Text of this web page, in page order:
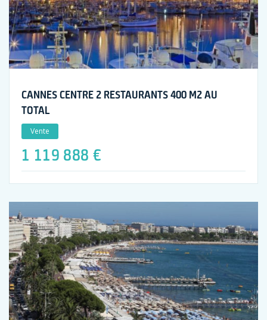
CANNES CENTRE 2 RESTAURANTS 400 M2 AU
TOTAL
Vente
1 119 888 €